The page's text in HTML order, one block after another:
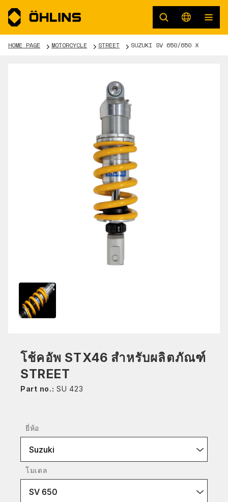
HOME PAGE MOTORCYCLE STREET SUZUKI SV 650/650 X
โช้คอัพ STX46 สำหรับผลิตภัณฑ์
STREET
Part no.: SU 423
ยี่ห้อ
Suzuki
โมเดล
SV 650